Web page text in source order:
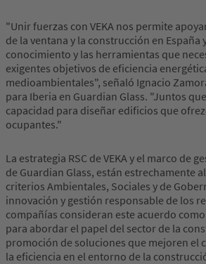
"Unir fuerzas con VEKA nos permite
de la ventana y la construcción en España
conocimiento y las herramientas que
exigentes objetivos de eficiencia
medioambientales", señaló Ignacio
para Iberia en Guardian Glass. "Juntos
capacidad para diseñar edificios que
ocupantes."
La estrategia RSC de VEKA y el marco de
de Guardian Glass, están estrechamente
criterios Ambientales, Sociales y de
innovación y gestión responsable de los
compañías consideran este acuerdo
para abordar el papel del sector de la
promoción de soluciones que mejoren el
la eficiencia en el entorno de la